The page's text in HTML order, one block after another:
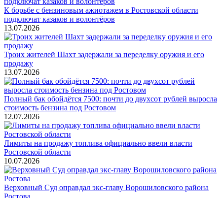
К борьбе с бензиновым ажиотажем в Ростовской области
подключат казаков и волонтёров
13.07.2026
Троих жителей Шахт задержали за переделку оружия и его
продажу
13.07.2026
Полный бак обойдётся 7500: почти до двухсот рублей выросла
стоимость бензина под Ростовом
12.07.2026
Лимиты на продажу топлива официально ввели власти
Ростовской области
10.07.2026
Верховный Суд оправдал экс-главу Ворошиловского района
Ростова